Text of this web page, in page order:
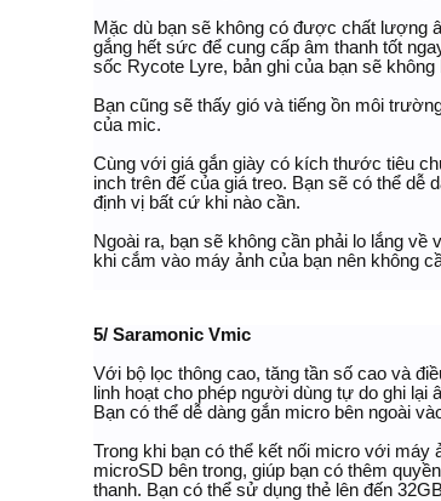
Mặc dù bạn sẽ không có được chất lượng
gắng hết sức để cung cấp âm thanh tốt
sốc Rycote Lyre, bản ghi của bạn sẽ
Bạn cũng sẽ thấy gió và tiếng ồn môi
của mic.
Cùng với giá gắn giày có kích thước tiêu
inch trên đế của giá treo. Bạn sẽ có thể dễ
định vị bất cứ khi nào cần.
Ngoài ra, bạn sẽ không cần phải lo lắng
khi cắm vào máy ảnh của bạn nên không
5/ Saramonic Vmic
Với bộ lọc thông cao, tăng tần số cao và
linh hoạt cho phép người dùng tự do ghi lại
Bạn có thể dễ dàng gắn micro bên ngoài
Trong khi bạn có thể kết nối micro với máy
microSD bên trong, giúp bạn có thêm
thanh. Bạn có thể sử dụng thẻ lên đến